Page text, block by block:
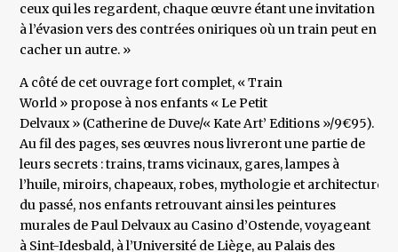
ceux qui les regardent, chaque œuvre étant une invitation
à l’évasion vers des contrées oniriques où un train peut en
cacher un autre. »
A côté de cet ouvrage fort complet, « Train
World » propose à nos enfants « Le Petit
Delvaux » (Catherine de Duve/« Kate Art’ Editions »/9€95).
Au fil des pages, ses œuvres nous livreront une partie de
leurs secrets : trains, trams vicinaux, gares, lampes à
l’huile, miroirs, chapeaux, robes, mythologie et architectures
du passé, nos enfants retrouvant ainsi les peintures
murales de Paul Delvaux au Casino d’Ostende, voyageant
à Sint-Idesbald, à l’Université de Liège, au Palais des